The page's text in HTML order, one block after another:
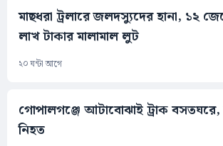
মাছধরা ট্রলারে জলদস্যুদের হানা, ১২
লাখ টাকার মালামাল লুট
২০ ঘন্টা আগে
গোপালগঞ্জে আটাবোঝাই ট্রাক বসতঘরে,
নিহত